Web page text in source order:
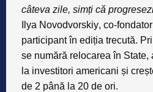
câteva zile, simți că
Ilya Novodvorskiy, co-
participant în ediția trecută.
se numără relocarea în State,
la investitori americani și
de 2 până la 20 de ori.